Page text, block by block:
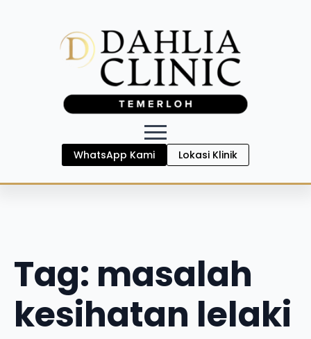
WhatsApp Kami Lokasi Klinik
Tag: masalah
kesihatan lelaki